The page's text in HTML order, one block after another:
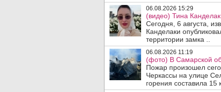
06.08.2026 15:29
(видео) Тина
Сегодня, 6 августа,
Канделаки
территории замка ..
06.08.2026 11:19
(фото) В Самарской
Пожар произошел
Черкассы на улице
горения составила 15